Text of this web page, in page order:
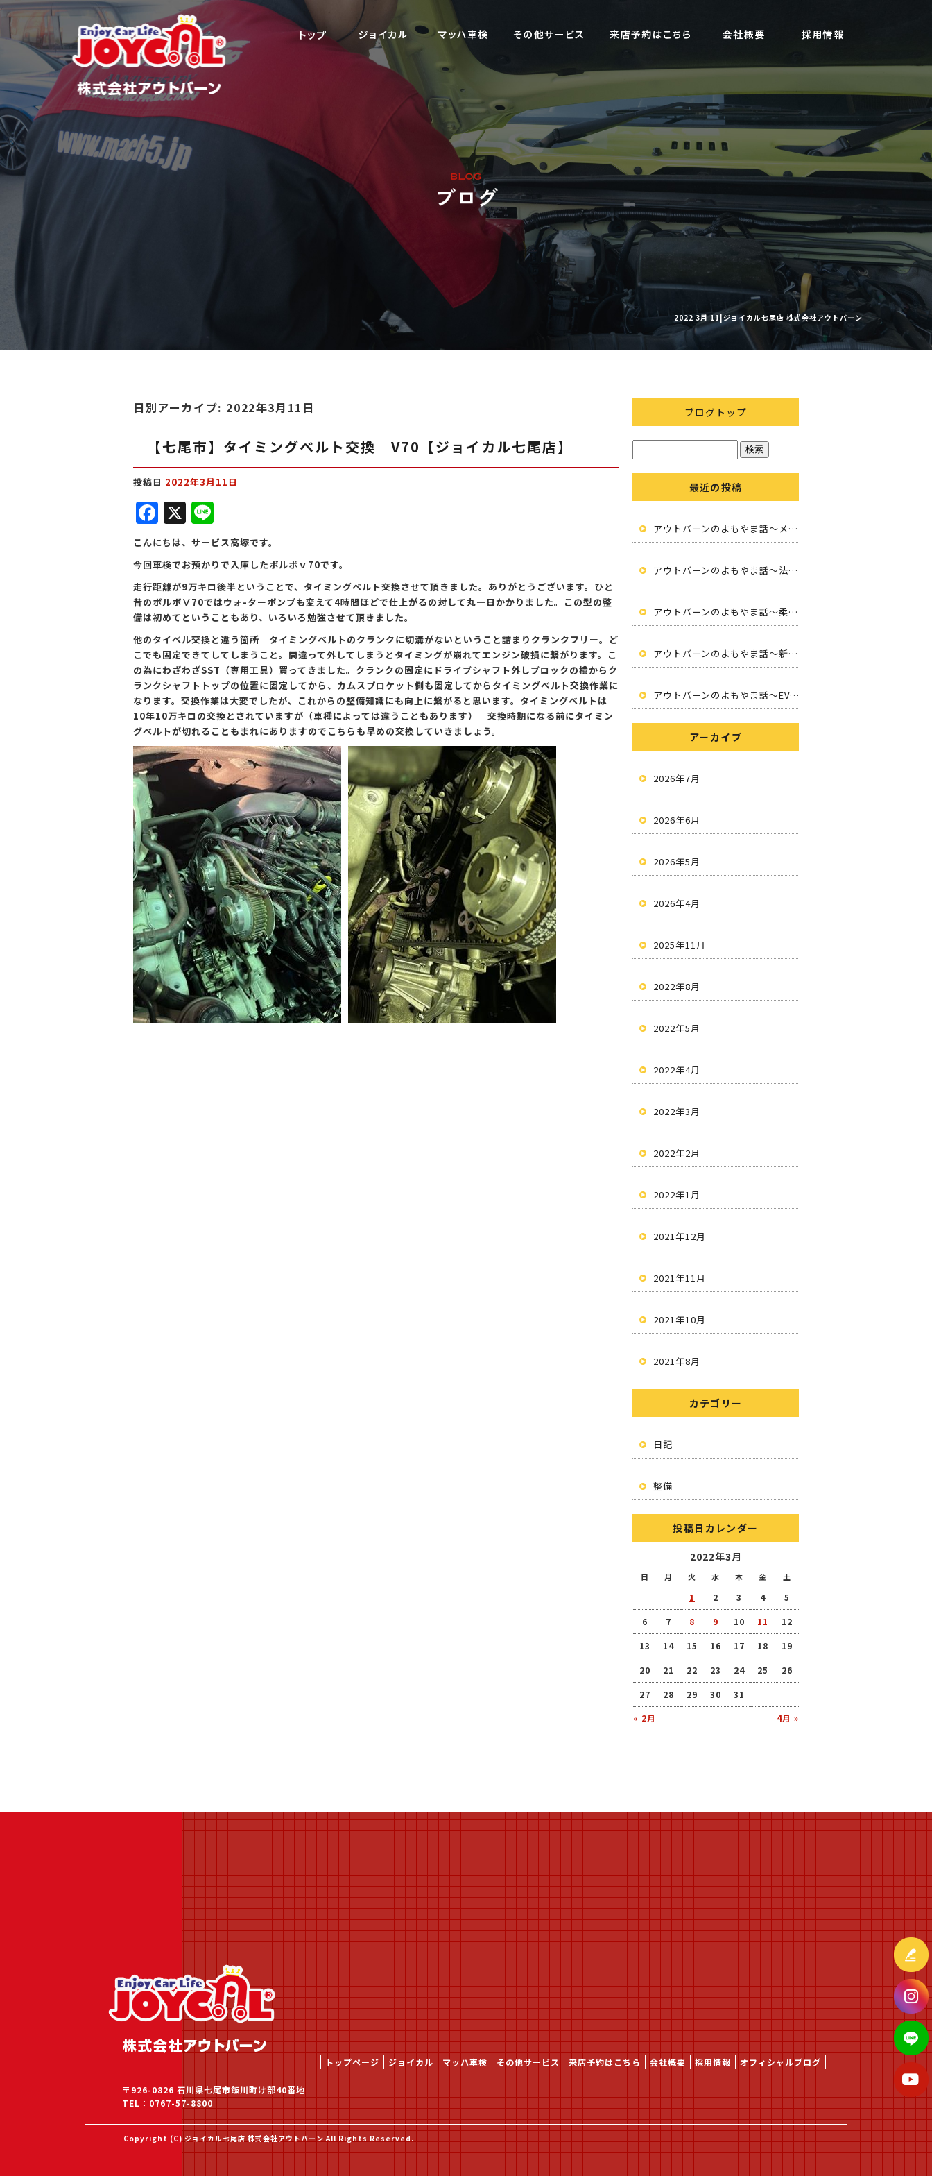
2022 3月 11|ジョイカル七尾店 株式会社アウトバーン
日別アーカイブ: 2022年3月11日
【七尾市】タイミングベルト交換 V70【ジョイカル七尾店】
投稿日 2022年3月11日
F
a
c
e
b
o
o
k
X
n
e
こんにちは、サービス高塚です。
今回車検でお預かりで入庫したボルボｖ70です。
走行距離が9万キロ後半ということで、タイミングベルト交換させて頂きました。ありがとうございます。ひと
昔のボルボⅤ70ではウォ-ターポンブも変えて4時間ほどで仕上がるの対して丸一日かかりました。この型の整
備は初めてということもあり、いろいろ勉強させて頂きました。
他のタイベル交換と違う箇所 タイミングベルトのクランクに切溝がないということ詰まりクランクフリー。ど
こでも固定できてしてしまうこと。間違って外してしまうとタイミングが崩れてエンジン破損に繋がります。こ
の為にわざわざSST（専用工具）買ってきました。クランクの固定にドライブシャフト外しブロックの横からク
ランクシャフトトップの位置に固定してから、カムスプロケット側も固定してからタイミングベルト交換作業に
なります。交換作業は大変でしたが、これからの整備知識にも向上に繋がると思います。タイミングベルトは
10年10万キロの交換とされていますが（車種によっては違うこともあります） 交換時期になる前にタイミン
グベルトが切れることもまれにありますのでこちらも早めの交換していきましょう。
ブログトップ
最近の投稿
アウトバーンのよもやま話～メンテナンスと未来の魅力～
アウトバーンのよもやま話～法人向けカーリース～
アウトバーンのよもやま話～柔軟性と便利さ～
アウトバーンのよもやま話～新しいカーライフへ～
アウトバーンのよもやま話～EV・サブスク・情報発信・地域密着～
アーカイブ
2026年7月
2026年6月
2026年5月
2026年4月
2025年11月
2022年8月
2022年5月
2022年4月
2022年3月
2022年2月
2022年1月
2021年12月
2021年11月
2021年10月
2021年8月
カテゴリー
日記
整備
投稿日カレンダー
2022年3月
日 月 火 水 木 金 土
« 2月 4月 »
1 2 3 4 5
6 7 8 9 10 11 12
13 14 15 16 17 18 19
20 21 22 23 24 25 26
27 28 29 30 31
トップページ ジョイカル マッハ車検 その他サービス 来店予約はこちら 会社概要 採用情報 オフィシャルブログ
〒926-0826 石川県七尾市飯川町け部40番地
TEL：0767-57-8800
Copyright (C) ジョイカル七尾店 株式会社アウトバーン All Rights Reserved.